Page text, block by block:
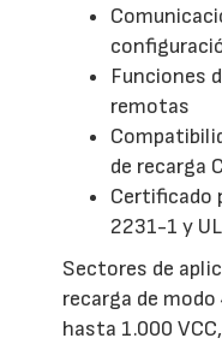
Funciones
remotas
de recarga
Certificado
2231-1 y
Sectores de
recarga de
hasta 1.000